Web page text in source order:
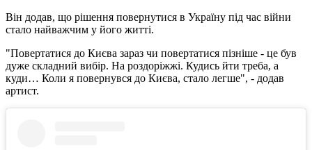
Він додав, що рішення повернутися в Україну під час війни
стало найважчим у його житті.
"Повертатися до Києва зараз чи повертатися пізніше - це був
дуже складний вибір. На роздоріжжі. Кудись йти треба, а
куди… Коли я повернувся до Києва, стало легше", - додав
артист.